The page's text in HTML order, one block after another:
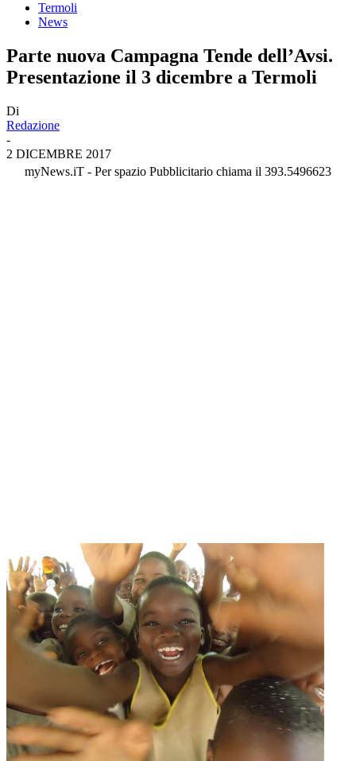
Termoli
News
Parte nuova Campagna Tende dell’Avsi.
Presentazione il 3 dicembre a Termoli
Di
Redazione
-
2 DICEMBRE 2017
myNews.iT - Per spazio Pubblicitario chiama il 393.5496623